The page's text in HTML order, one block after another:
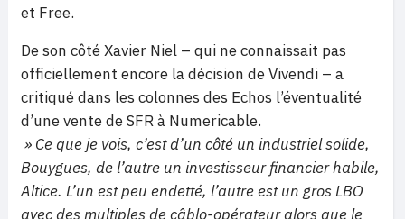
et Free.
De son côté Xavier Niel – qui ne connaissait pas
officiellement encore la décision de Vivendi – a
critiqué dans les colonnes des Echos l’éventualité
d’une vente de SFR à Numericable.
» Ce que je vois, c’est d’un côté un industriel solide,
Bouygues, de l’autre un investisseur financier habile,
Altice. L’un est peu endetté, l’autre est un gros LBO
avec des multiples de câblo-opérateur alors que le